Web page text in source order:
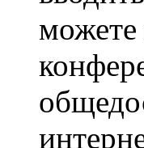
можете